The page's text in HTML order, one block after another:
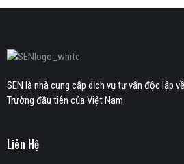
SEN là nhà cung cấp dịch vụ tư vấn độc lập
Trường đầu tiên của Việt Nam.
Liên Hệ